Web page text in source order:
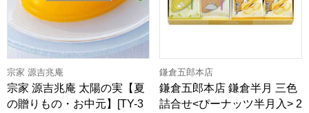
宗家 源吉兆庵
宗家 源吉兆庵 太陽の実【夏
の贈りもの・お中元】[TY-3
鎌倉五郎本店
鎌倉五郎本店 鎌倉半月 三色
詰合せ<ぴーナッツ半月入> 2